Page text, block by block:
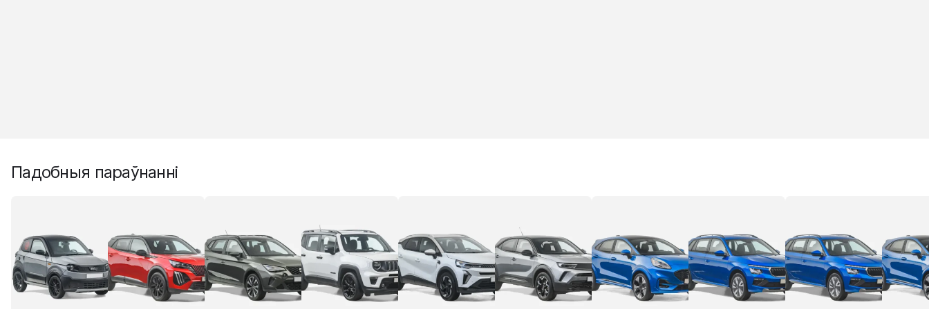
Падобныя параўнанні